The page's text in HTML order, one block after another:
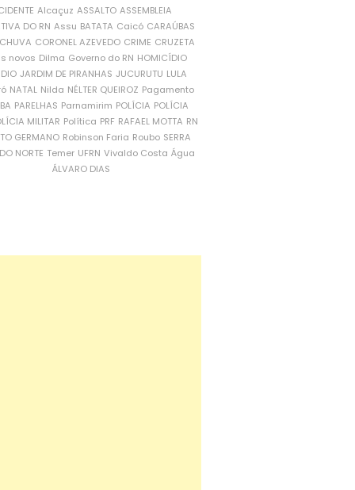
Alcaçuz ASSALTO ASSEMBLEIA
DO RN Assu BATATA Caicó CARAÚBAS
CORONEL AZEVEDO CRIME CRUZETA
novos Dilma Governo do RN HOMICÍDIO
JARDIM DE PIRANHAS JUCURUTU LULA
NATAL Nilda NÉLTER QUEIROZ Pagamento
PARELHAS Parnamirim POLÍCIA POLÍCIA
MILITAR Política PRF RAFAEL MOTTA RN
GERMANO Robinson Faria Roubo SERRA
NORTE Temer UFRN Vivaldo Costa Água
ÁLVARO DIAS